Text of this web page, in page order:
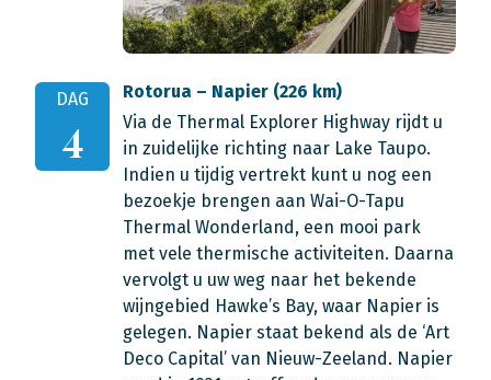
DAG
4
Rotorua – Napier (226 km)
Via de Thermal Explorer Highway rijdt u
in zuidelijke richting naar Lake Taupo.
Indien u tijdig vertrekt kunt u nog een
bezoekje brengen aan Wai-O-Tapu
Thermal Wonderland, een mooi park
met vele thermische activiteiten. Daarna
vervolgt u uw weg naar het bekende
wijngebied Hawke’s Bay, waar Napier is
gelegen. Napier staat bekend als de ‘Art
Deco Capital’ van Nieuw-Zeeland. Napier